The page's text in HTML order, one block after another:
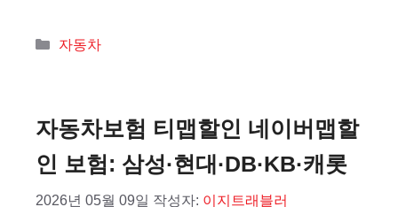
카
자동차
자동차보험 티맵할인 네이버맵할
인 보험: 삼성·현대·DB·KB·캐롯
2026년 05월 09일 작성자: 이지트래블러